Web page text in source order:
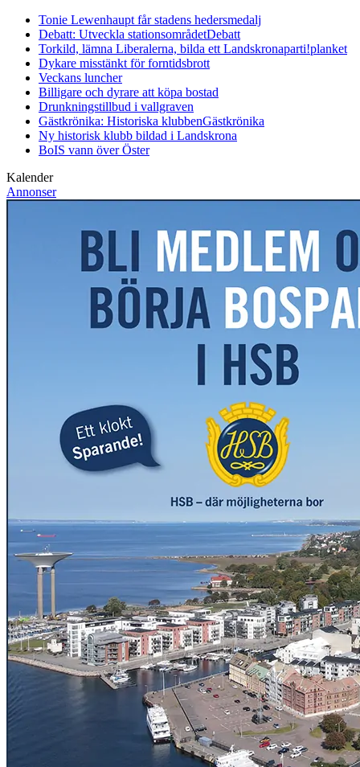
Tonie Lewenhaupt får stadens hedersmedalj
Debatt: Utveckla stationsområdetDebatt
Torkild, lämna Liberalerna, bilda ett Landskronaparti!planket
Dykare misstänkt för forntidsbrott
Veckans luncher
Billigare och dyrare att köpa bostad
Drunkningstillbud i vallgraven
Gästkrönika: Historiska klubbenGästkrönika
Ny historisk klubb bildad i Landskrona
BoIS vann över Öster
Kalender
Annonser